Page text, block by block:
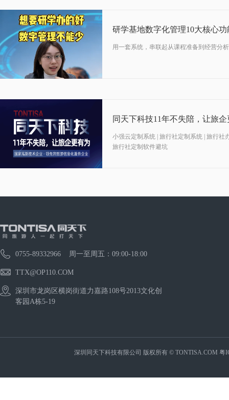
研学基地数字化管理10大核心功
用一套系统，串联起从课程准备到经营分
05-11
2023
同天下科技11年不失陪，让旅
小强云定制系统 | 旅行社定制系统 | 旅行社
旅行社定制软件避坑
0755-89332966 周一至周五：09:00-18:00
TTX@OP110.COM
深圳市龙岗区横岗街道力嘉路108号2013文化创
客园A栋5-19
深圳同天下科技有限公司 版权所有 © TONTISA.COM 粤